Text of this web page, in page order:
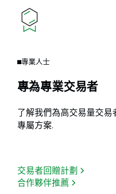
專業人士
專為專業交易者
了解我們為高交易量交
專屬方案.
交易者回贈計劃
合作夥伴推薦